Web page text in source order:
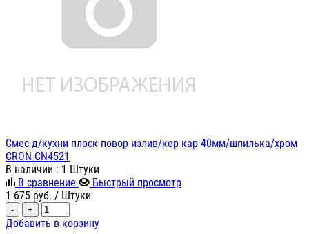
Смес д/кухни плоск повор излив/кер кар 40мм/шпилька/хром
CRON CN4521
В наличии : 1 Штуки
В сравнение
Быстрый просмотр
1 675 руб. / Штуки
- +
Добавить в корзину